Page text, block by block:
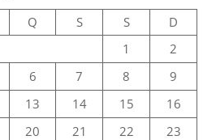
Q S S
D
1
2
6 7 8
9
13 14 15
16
20 21 22
23